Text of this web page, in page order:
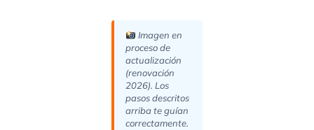
Imagen en
proceso de
actualización
(renovación
2026). Los
pasos descritos
arriba te guían
correctamente.